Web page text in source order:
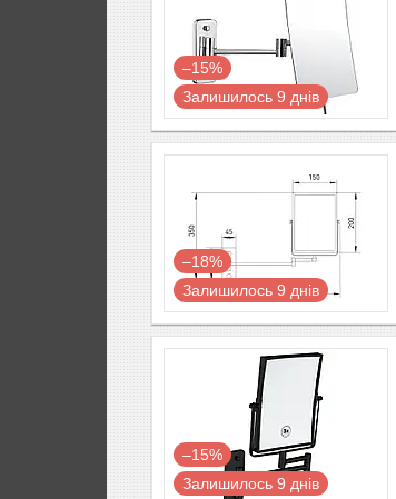
–15%
Залишилось 9 днів
–18%
Залишилось 9 днів
–15%
Залишилось 9 днів